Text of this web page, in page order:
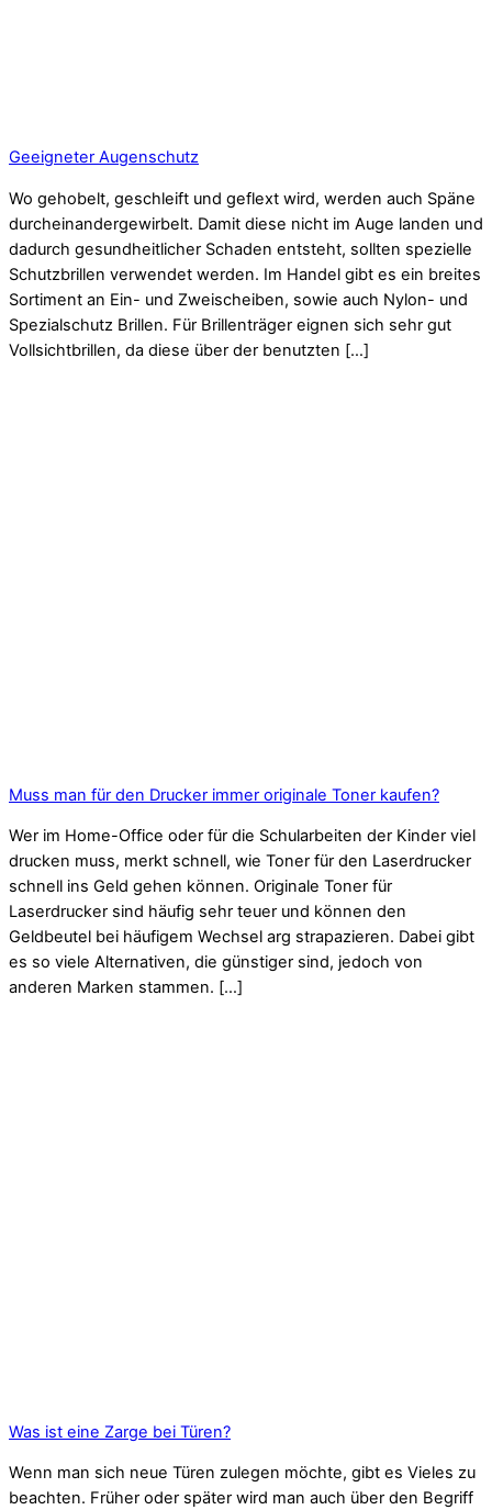
Geeigneter Augenschutz
Wo gehobelt, geschleift und geflext wird, werden auch Späne
durcheinandergewirbelt. Damit diese nicht im Auge landen und
dadurch gesundheitlicher Schaden entsteht, sollten spezielle
Schutzbrillen verwendet werden. Im Handel gibt es ein breites
Sortiment an Ein- und Zweischeiben, sowie auch Nylon- und
Spezialschutz Brillen. Für Brillenträger eignen sich sehr gut
Vollsichtbrillen, da diese über der benutzten […]
Muss man für den Drucker immer originale Toner kaufen?
Wer im Home-Office oder für die Schularbeiten der Kinder viel
drucken muss, merkt schnell, wie Toner für den Laserdrucker
schnell ins Geld gehen können. Originale Toner für
Laserdrucker sind häufig sehr teuer und können den
Geldbeutel bei häufigem Wechsel arg strapazieren. Dabei gibt
es so viele Alternativen, die günstiger sind, jedoch von
anderen Marken stammen. […]
Was ist eine Zarge bei Türen?
Wenn man sich neue Türen zulegen möchte, gibt es Vieles zu
beachten. Früher oder später wird man auch über den Begriff